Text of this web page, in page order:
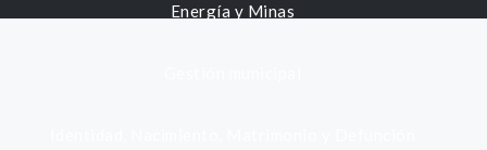
Energía y Minas